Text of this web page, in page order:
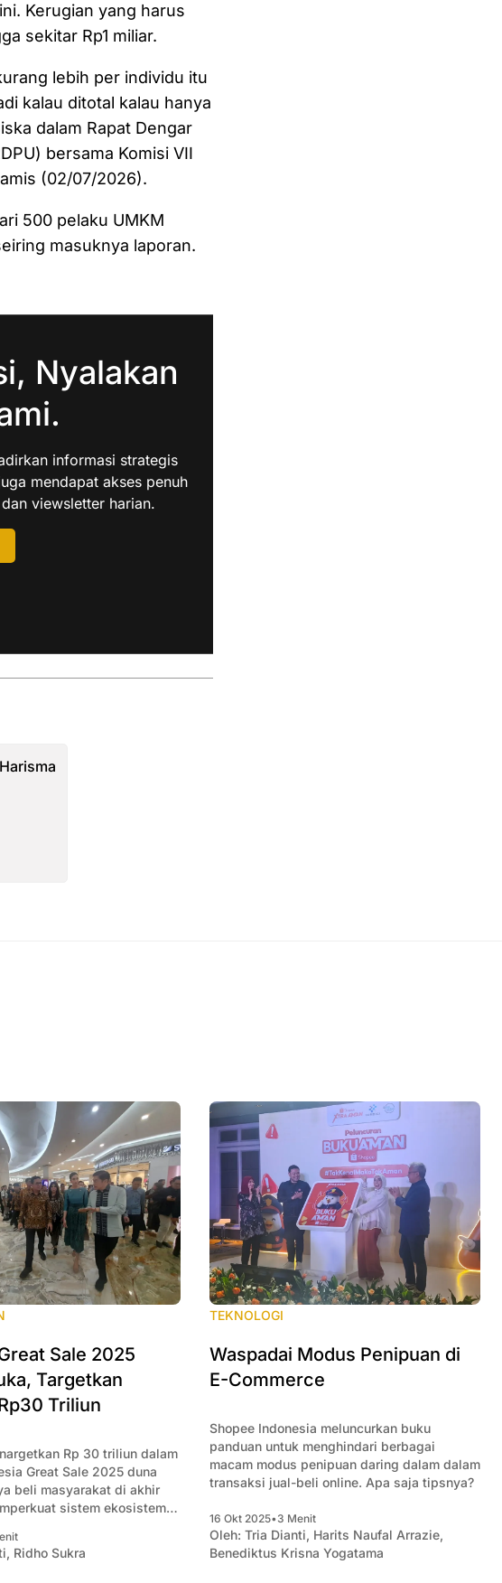
Kerugian yang harus
sekitar Rp1 miliar.
lebih per individu itu
kalau ditotal kalau hanya
dalam Rapat Dengar
bersama Komisi VII
(02/07/2026).
500 pelaku UMKM
masuknya laporan.
Nyalakan
informasi strategis
mendapat akses penuh
viewsletter harian.
Sale 2025
Targetkan
Triliun
Rp 30 triliun dalam
Great Sale 2025 duna
beli masyarakat di akhir
sistem ekosistem
, Ridho Sukra
TEKNOLOGI
Waspadai Modus Penipuan di
E-Commerce
Shopee Indonesia meluncurkan buku
panduan untuk menghindari berbagai
macam modus penipuan daring dalam dalam
transaksi jual-beli online. Apa saja tipsnya?
16 Okt 2025•3 Menit
Oleh: Tria Dianti, Harits Naufal Arrazie,
Benediktus Krisna Yogatama